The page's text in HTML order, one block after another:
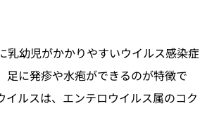
乳幼児がかかりやすいウイルス感染症
足に発疹や水疱ができるのが特徴で
イルスは、エンテロウイルス属のコク